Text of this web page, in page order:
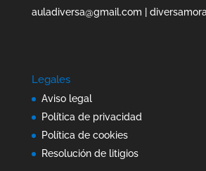
auladiversa@gmail.com |
Legales
Aviso legal
Política de privacidad
Política de cookies
Resolución de litigios